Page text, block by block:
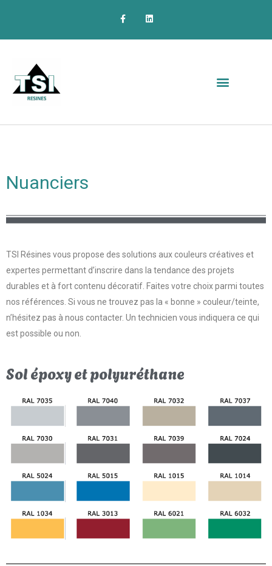
Nuanciers
TSI Résines vous propose des solutions aux couleurs créatives et
expertes permettant d’inscrire dans la tendance des projets
durables et à fort contenu décoratif. Faites votre choix parmi toutes
nos références. Si vous ne trouvez pas la « bonne » couleur/teinte,
n’hésitez pas à nous contacter. Un technicien vous indiquera ce qui
est possible ou non.
Sol époxy et polyuréthane